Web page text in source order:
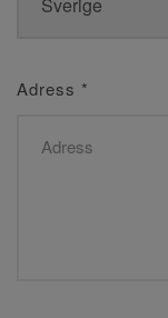
Adress *